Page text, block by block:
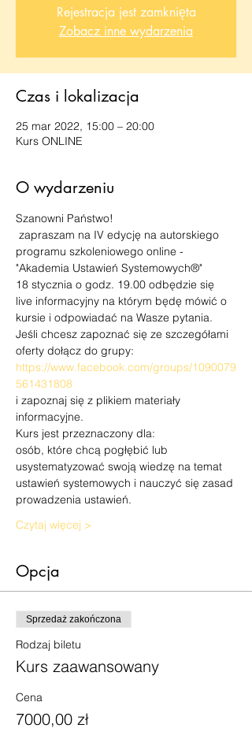
Rejestracja jest zamknięta
Zobacz inne wydarzenia
Czas i lokalizacja
25 mar 2022, 15:00 – 20:00
Kurs ONLINE
O wydarzeniu
Szanowni Państwo!
zapraszam na IV edycję na autorskiego
programu szkoleniowego online -
"Akademia Ustawień Systemowych®"
18 stycznia o godz. 19.00 odbędzie się
live informacyjny na którym będę mówić o
kursie i odpowiadać na Wasze pytania.
Jeśli chcesz zapoznać się ze szczegółami
oferty dołącz do grupy:
https://www.facebook.com/groups/1090079
561431808
i zapoznaj się z plikiem materiały
informacyjne.
Kurs jest przeznaczony dla:
osób, które chcą pogłębić lub
usystematyzować swoją wiedzę na temat
ustawień systemowych i nauczyć się zasad
prowadzenia ustawień.
Czytaj więcej >
Opcja
Sprzedaż zakończona
Rodzaj biletu
Kurs zaawansowany
Cena
7000,00 zł